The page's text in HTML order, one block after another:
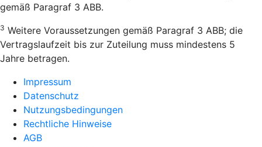
gemäß Paragraf 3 ABB.
3 Weitere Voraussetzungen gemäß Paragraf 3 ABB; die
Vertragslaufzeit bis zur Zuteilung muss mindestens 5
Jahre betragen.
Impressum
Datenschutz
Nutzungsbedingungen
Rechtliche Hinweise
AGB